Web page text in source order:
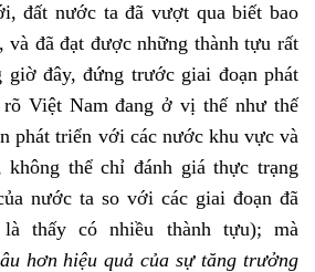
đất nước ta đã vượt qua biết bao
và đã đạt được những thành tựu rất
giờ đây, đứng trước giai đoạn phát
Việt Nam đang ở vị thế như thế
phát triển với các nước khu vực và
thể chỉ đánh giá thực trạng
nước ta so với các giai đoạn đã
thấy có nhiều thành tựu); mà
hơn hiệu quả của sự tăng trưởng